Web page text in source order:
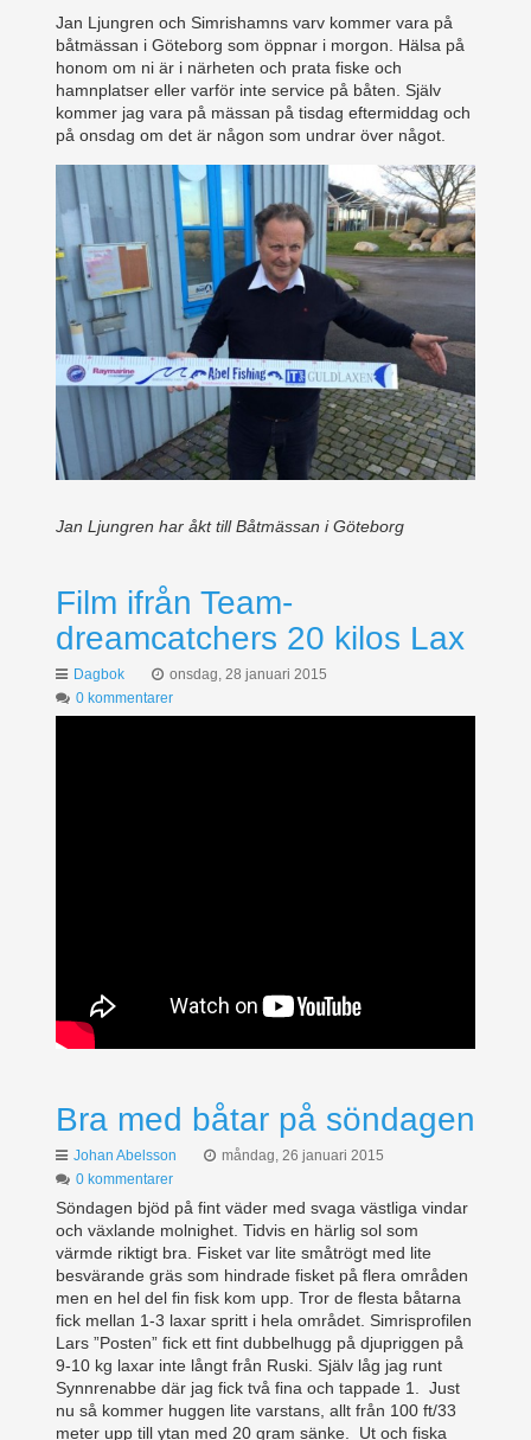
Jan Ljungren och Simrishamns varv kommer vara på
båtmässan i Göteborg som öppnar i morgon. Hälsa på
honom om ni är i närheten och prata fiske och
hamnplatser eller varför inte service på båten. Själv
kommer jag vara på mässan på tisdag eftermiddag och
på onsdag om det är någon som undrar över något.
Jan Ljungren har åkt till Båtmässan i Göteborg
Film ifrån Team-
dreamcatchers 20 kilos Lax
Dagbok
onsdag, 28 januari 2015
0 kommentarer
Bra med båtar på söndagen
Johan Abelsson
måndag, 26 januari 2015
0 kommentarer
Söndagen bjöd på fint väder med svaga västliga vindar
och växlande molnighet. Tidvis en härlig sol som
värmde riktigt bra. Fisket var lite småtrögt med lite
besvärande gräs som hindrade fisket på flera områden
men en hel del fin fisk kom upp. Tror de flesta båtarna
fick mellan 1-3 laxar spritt i hela området. Simrisprofilen
Lars ”Posten” fick ett fint dubbelhugg på djupriggen på
9-10 kg laxar inte långt från Ruski. Själv låg jag runt
Synnrenabbe där jag fick två fina och tappade 1. Just
nu så kommer huggen lite varstans, allt från 100 ft/33
meter upp till ytan med 20 gram sänke. Ut och fiska